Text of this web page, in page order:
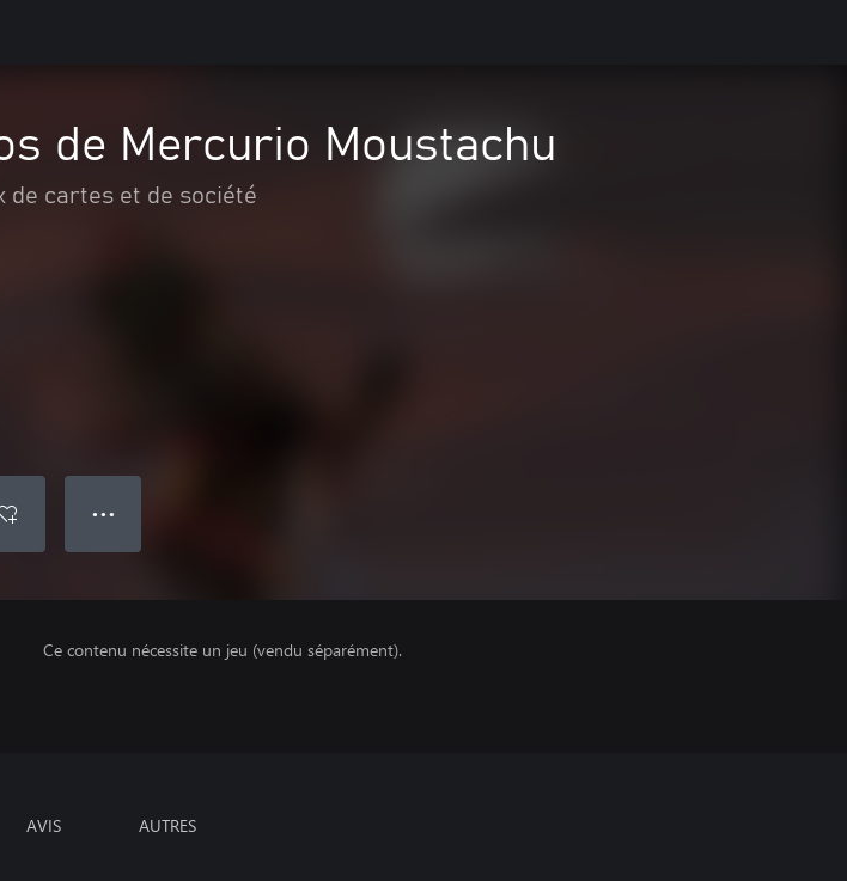
de Mercurio Moustachu
de cartes et de société
● ● ●
Ce contenu nécessite un jeu (vendu séparément).
AVIS AUTRES